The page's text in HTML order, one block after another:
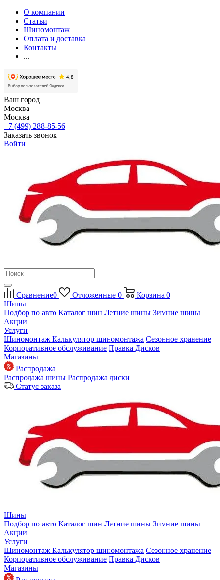
О компании
Статьи
Шиномонтаж
Оплата и доставка
Контакты
...
Ваш город
Москва
Москва
+7 (499) 288-85-56
Заказать звонок
Войти
Сравнение0 Отложенные 0 Корзина 0
Шины
Подбор по авто Каталог шин Летние шины Зимние шины
Акции
Услуги
Шиномонтаж Калькулятор шиномонтажа Сезонное хранение
Корпоративное обслуживание Правка Дисков
Магазины
Распродажа
Распродажа шины Распродажа диски
Статус заказа
Шины
Подбор по авто Каталог шин Летние шины Зимние шины
Акции
Услуги
Шиномонтаж Калькулятор шиномонтажа Сезонное хранение
Корпоративное обслуживание Правка Дисков
Магазины